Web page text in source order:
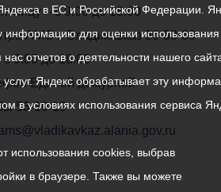
– с 9.00 до 18.00
АМС г. Владикавказ30-30-30
9:00 до 18:00
Единой дежурной
53-19-19
в ЕС и Российской Федерации.
информацию для оценки
отчетов о деятельности нашего
услуг. Яндекс обрабатывает эту
в условиях использования сервиса
использования cookies, выбрав
в браузере. Также вы можете